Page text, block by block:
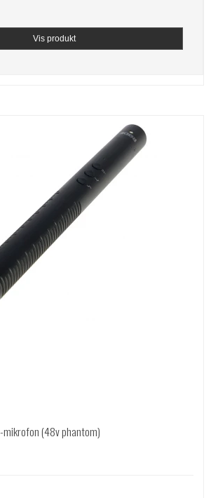
Vis produkt
mikrofon (48v phantom)